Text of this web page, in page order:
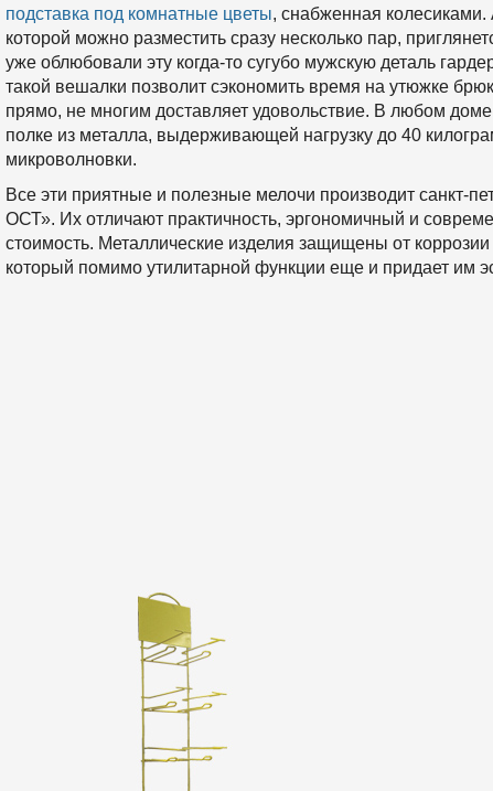
подставка под комнатные цветы, снабженная
которой можно разместить сразу несколько пар,
уже облюбовали эту когда-то сугубо мужскую деталь
такой вешалки позволит сэкономить время на утюжке
прямо, не многим доставляет удовольствие. В любом
полке из металла, выдерживающей нагрузку до 40
микроволновки.
Все эти приятные и полезные мелочи производит санкт-
ОСТ». Их отличают практичность, эргономичный и
стоимость. Металлические изделия защищены от
который помимо утилитарной функции еще и придает им